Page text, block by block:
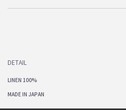
DETAIL
LINEN 100%
MADE IN JAPAN